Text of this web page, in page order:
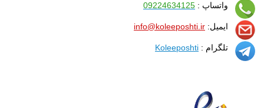
واتساپ : 09224634125
ایمیل: info@koleeposhti.ir
تلگرام : Koleeposhti